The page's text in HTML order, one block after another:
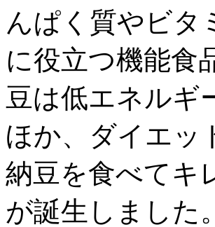
んぱく質やビタ
に役立つ機能食
豆は低エネルギ
ほか、ダイエッ
納豆を食べてキ
が誕生しました。